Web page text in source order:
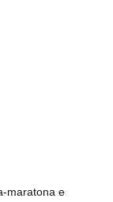
maratona e